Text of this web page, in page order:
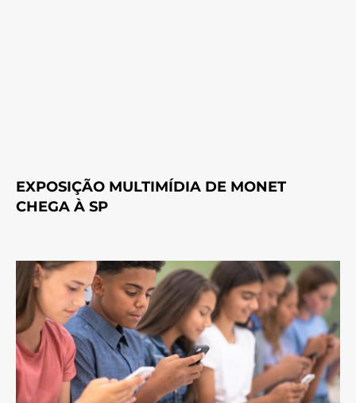
EXPOSIÇÃO MULTIMÍDIA DE MONET
CHEGA À SP